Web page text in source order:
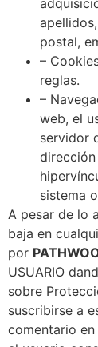
postal,
–
reglas.
–
web, el
servidor
dirección
sistema
A pesar de lo
baja en
por
USUARIO
sobre
suscribirse a
comentario